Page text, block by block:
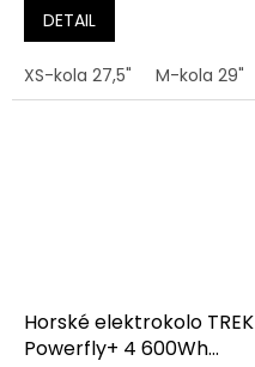
DETAIL
XS-kola 27,5" M-kola 29"
Horské elektrokolo TREK
Powerfly+ 4 600Wh